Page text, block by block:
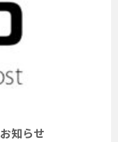
知らせ